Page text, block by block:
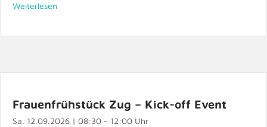
Weiterlesen
Frauenfrühstück Zug – Kick-off Event
Sa. 12.09.2026 | 08:30 - 12:00 Uhr